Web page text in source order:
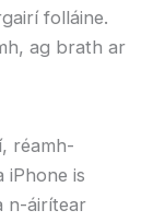
folláine.
ag brath ar
réamh-
iPhone is
n-áirítear